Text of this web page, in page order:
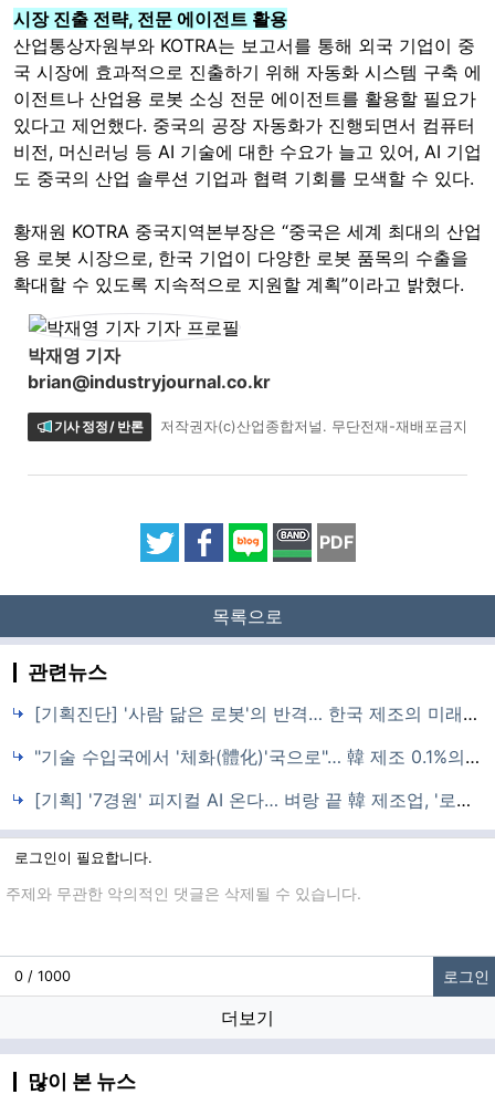
시장 진출 전략, 전문 에이전트 활용
산업통상자원부와 KOTRA는 보고서를 통해 외국 기업이 중
국 시장에 효과적으로 진출하기 위해 자동화 시스템 구축 에
이전트나 산업용 로봇 소싱 전문 에이전트를 활용할 필요가
있다고 제언했다. 중국의 공장 자동화가 진행되면서 컴퓨터
비전, 머신러닝 등 AI 기술에 대한 수요가 늘고 있어, AI 기업
도 중국의 산업 솔루션 기업과 협력 기회를 모색할 수 있다.
황재원 KOTRA 중국지역본부장은 “중국은 세계 최대의 산업
용 로봇 시장으로, 한국 기업이 다양한 로봇 품목의 수출을
확대할 수 있도록 지속적으로 지원할 계획”이라고 밝혔다.
박재영 기자
brian@industryjournal.co.kr
기사 정정 / 반론 저작권자(c)산업종합저널. 무단전재-재배포금지
PDF
목록으로
관련뉴스
[기획진단] '사람 닮은 로봇'의 반격… 한국 제조의 미래인가, 신기루인가
"기술 수입국에서 '체화(體化)'국으로"… 韓 제조 0.1%의 반란 '피지컬 AI'
[기획] '7경원' 피지컬 AI 온다… 벼랑 끝 韓 제조업, '로봇 두뇌' 달고 생존할까
로그인이 필요합니다.
글입력
0 / 1000 로그인
더보기
많이 본 뉴스